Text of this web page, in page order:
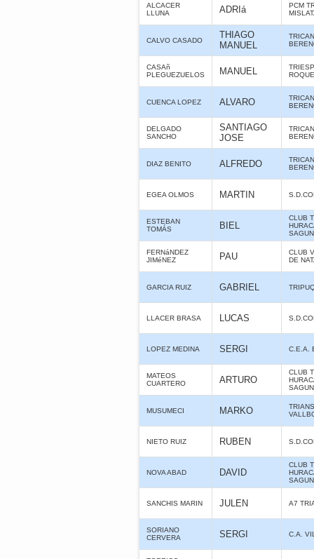
ALCACER
LLUNA
ADRIá
PCM
CALVO CASADO
THIAGO
MANUEL
CASAñ
PLEGUEZUELOS
MANUEL
CUENCA LOPEZ ALVARO
DELGADO
SANCHO
SANTIAGO
JOSE
DIAZ BENITO ALFREDO
EGEA OLMOS MARTIN
ESTEBAN
TOMÁS
BIEL
CLUB
FERNáNDEZ
JIMéNEZ
PAU
CLUB
DE
GARCIA RUIZ GABRIEL
LLACER BRASA LUCAS
LOPEZ MEDINA SERGI C.E.A.
MATEOS
CUARTERO
ARTURO
CLUB
MUSUMECI MARKO
NIETO RUIZ RUBEN
NOVA ABAD DAVID
CLUB
SANCHIS MARIN JULEN A7
SORIANO
CERVERA
SERGI C.A.